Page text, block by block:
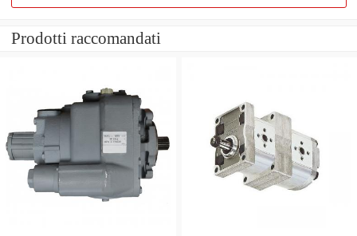
Prodotti raccomandati